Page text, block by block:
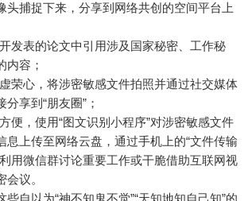
头捕捉下来，分享到网络共创的空间平台上
表的论文中引用涉及国家秘密、工作秘
内容；
心，将涉密敏感文件拍照并通过社交媒体
享到“朋友圈”；
，使用“图文识别小程序”对涉密敏感文件
息上传至网络云盘，通过手机上的“文件传输
用微信群讨论重要工作或干脆借助互联网视
议。
以为“神不知鬼不觉”“天知地知自己知”的